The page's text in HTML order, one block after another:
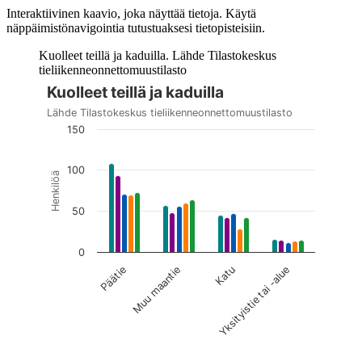
Interaktiivinen kaavio, joka näyttää tietoja. Käytä
näppäimistönavigointia tutustuaksesi tietopisteisiin.
Kuolleet teillä ja kaduilla. Lähde Tilastokeskus
tieliikenneonnettomuustilasto
Kuvaaja on interaktiivinen. Siirry kuvaajaan sarkaimella ja
Henkilöä
Kuolleet teillä ja kaduilla
Lähde Tilastokeskus tieliikenneonnettomuustilasto
Päätie Muu maantie Katu
Yksityistie tai -alue
0
50
100
150